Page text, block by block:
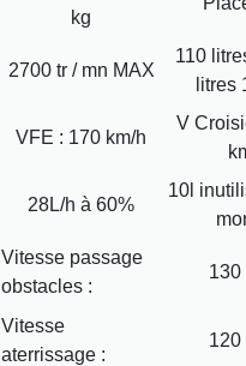
kg
2700 tr / mn MAX
110
litres
VFE : 170 km/h
V
28L/h à 60%
10l
Vitesse passage
obstacles :
130
Vitesse
aterrissage :
120